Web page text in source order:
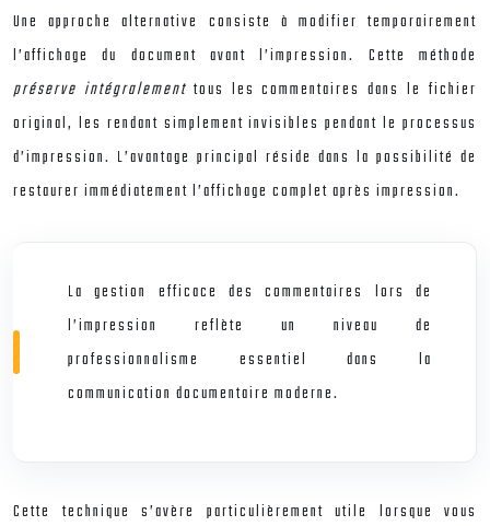
Une approche alternative consiste à modifier temporairement
l’affichage du document avant l’impression. Cette méthode
préserve intégralement tous les commentaires dans le fichier
original, les rendant simplement invisibles pendant le processus
d’impression. L’avantage principal réside dans la possibilité de
restaurer immédiatement l’affichage complet après impression.
La gestion efficace des commentaires lors de
l’impression reflète un niveau de
professionnalisme essentiel dans la
communication documentaire moderne.
Cette technique s’avère particulièrement utile lorsque vous